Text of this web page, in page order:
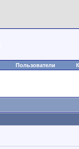
Пользователи